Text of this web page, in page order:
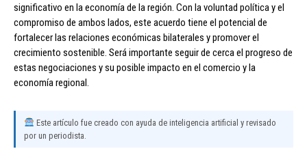
significativo en la economía de la región. Con la voluntad política y el
compromiso de ambos lados, este acuerdo tiene el potencial de
fortalecer las relaciones económicas bilaterales y promover el
crecimiento sostenible. Será importante seguir de cerca el progreso de
estas negociaciones y su posible impacto en el comercio y la
economía regional.
Este artículo fue creado con ayuda de inteligencia artificial y revisado
por un periodista.